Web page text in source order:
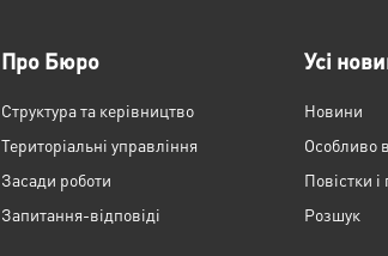
Про Бюро
Структура та керівництво
Територіальні управління
Засади роботи
Запитання-відповіді
Усі
Новини
Особливо
Повістки
Розшук